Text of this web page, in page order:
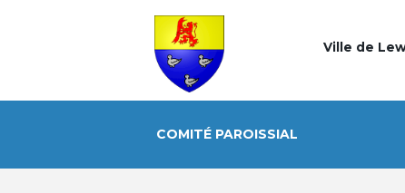
Ville de
COMITÉ PAROISSIAL